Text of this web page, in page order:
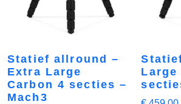
Statief allround –
Extra Large
Carbon 4 secties –
Mach3
Large